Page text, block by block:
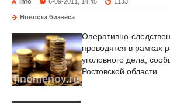
Новости бизнеса
Оперативно-
проводятся в рамках
уголовного дела,
Ростовской области